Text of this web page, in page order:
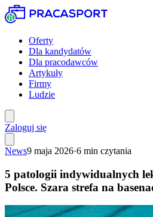
Oferty
Dla kandydatów
Dla pracodawców
Artykuły
Firmy
Ludzie
Zaloguj się
News9 maja 2026·6 min czytania
5 patologii indywidualnych
Polsce. Szara strefa na